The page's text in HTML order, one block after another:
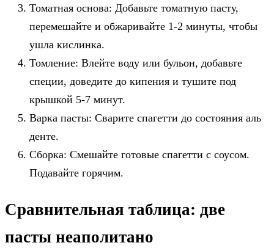
Томатная основа: Добавьте томатную пасту,
перемешайте и обжаривайте 1-2 минуты, чтобы
ушла кислинка.
Томление: Влейте воду или бульон, добавьте
специи, доведите до кипения и тушите под
крышкой 5-7 минут.
Варка пасты: Сварите спагетти до состояния аль
денте.
Сборка: Смешайте готовые спагетти с соусом.
Подавайте горячим.
Сравнительная таблица: две
пасты неаполитано